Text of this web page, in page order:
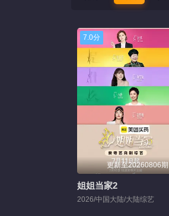
7.0分
更新至20260806期
姐姐当家2
2026/中国大陆/大陆综艺